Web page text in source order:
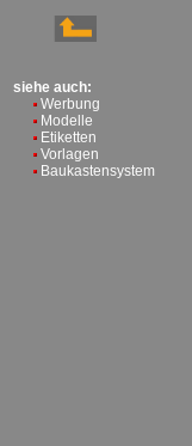
siehe auch:
Werbung
Modelle
Etiketten
Vorlagen
Baukastensystem